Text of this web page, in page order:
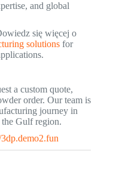
and global
się więcej o
solutionsfor
a custom quote,
order. Our team is
journey in
Gulf region.